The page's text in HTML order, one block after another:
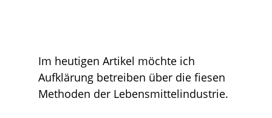
Im heutigen Artikel möchte ich
Aufklärung betreiben über die fiesen
Methoden der Lebensmittelindustrie.